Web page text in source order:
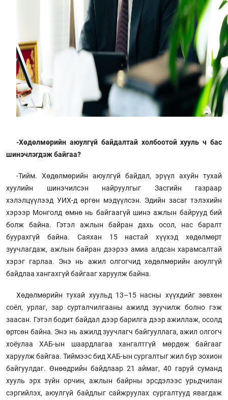
-Хөдөлмөрийн аюулгүй байдалтай холбоотой хууль ч бас
шинэчлэгдэж байгаа?
-Тийм. Хөдөлмөрийн аюулгүй байдал, эрүүл ахуйн тухай
хуулийн шинэчилсэн найруулгыг Засгийн газраар
хэлэлцүүлээд УИХ-д өргөн мэдүүлсэн. Эдийн засаг тэлэхийн
хэрээр Монголд өмнө нь байгаагүй шинэ ажлын байрууд бий
болж байна. Гэтэл ажлын байран дахь осол, нас баралт
буурахгүй байна. Саяхан 15 настай хүүхэд хөдөлмөрт
зуучлагдаж, ажлын байран дээрээ амиа алдсан харамсалтай
хэрэг гарлаа. Энэ нь ажил олгогчид хөдөлмөрийн аюулгүй
байдлаа хангахгүй байгааг харуулж байна.
Хөдөлмөрийн тухай хуульд 13–15 насны хүүхдийг зөвхөн
соёл, урлаг, зар сурталчилгааны ажилд зуучилж болно гэж
заасан. Гэтэл бодит байдал дээр барилга дээр ажиллаж, осолд
өртсөн байна. Энэ нь ажилд зуучлагч байгууллага, ажил олгогч
хоёулаа ХАБ-ын шаардлагаа хангалтгүй мөрдөж байгааг
харуулж байгаа. Тиймээс бид ХАБ-ын сургалтыг жил бүр зохион
байгуулдаг. Өнөөдрийн байдлаар 21 аймаг, 40 гаруй суманд
хууль эрх зүйн орчин, ажлын байрны эрсдэлээс урьдчилан
сэргийлэх, аюулгүй байдлыг сайжруулах сургалтууд явагдаж